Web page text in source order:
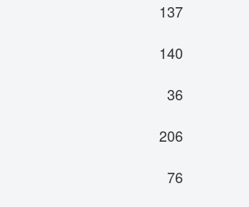
137
140
36
206
76